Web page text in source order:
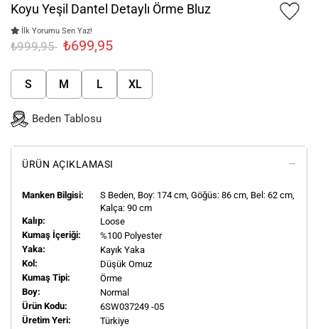
Koyu Yeşil Dantel Detaylı Örme Bluz
İlk Yorumu Sen Yaz!
₺999,95 ₺699,95
S M L XL
Beden Tablosu
ÜRÜN AÇIKLAMASI
Manken Bilgisi: S Beden, Boy: 174 cm, Göğüs: 86 cm, Bel: 62 cm,
Kalça: 90 cm
Kalıp:
Loose
Kumaş İçeriği:
%100 Polyester
Yaka:
Kayık Yaka
Kol:
Düşük Omuz
Kumaş Tipi:
Örme
Boy:
Normal
Ürün Kodu:
6SW037249 -05
Üretim Yeri:
Türkiye